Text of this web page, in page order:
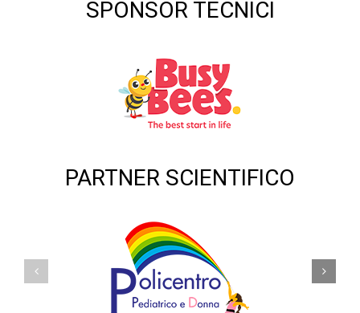
SPONSOR TECNICI
PARTNER SCIENTIFICO